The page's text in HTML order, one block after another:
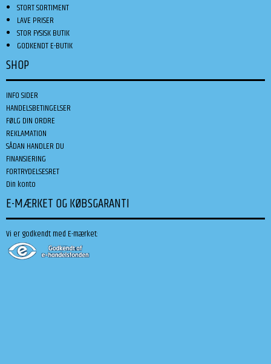
STORT SORTIMENT
LAVE PRISER
STOR FYSISK BUTIK
GODKENDT E-BUTIK
SHOP
INFO SIDER
HANDELSBETINGELSER
FØLG DIN ORDRE
REKLAMATION
SÅDAN HANDLER DU
FINANSIERING
FORTRYDELSESRET
Din konto
E-MÆRKET OG KØBSGARANTI
Vi er godkendt med E-mærket: